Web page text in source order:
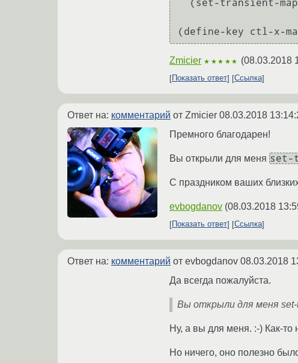
Zmicier ★★★★★ (08.03.2018
Показать ответ Ссылка
Ответ на: комментарий от Zmicier 08.03.2018
Премного благодарен!
Вы открыли для меня set-
С праздником ваших
evbogdanov (08.03.2018
Показать ответ
Ссылка
Ответ на: комментарий от evbogdanov 08.03.2018
Да всегда пожалуйста.
Вы открыли для меня set-
Ну, а вы для меня. :-) Как-то
Но ничего, оно полезно